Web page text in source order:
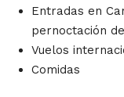
Entradas en
pernoctación
Vuelos
Comidas